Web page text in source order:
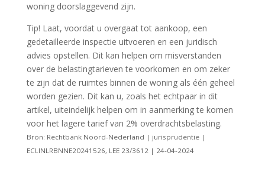
woning doorslaggevend zijn.
Tip! Laat, voordat u overgaat tot aankoop, een
gedetailleerde inspectie uitvoeren en een juridisch
advies opstellen. Dit kan helpen om misverstanden
over de belastingtarieven te voorkomen en om zeker
te zijn dat de ruimtes binnen de woning als één geheel
worden gezien. Dit kan u, zoals het echtpaar in dit
artikel, uiteindelijk helpen om in aanmerking te komen
voor het lagere tarief van 2% overdrachtsbelasting.
Bron: Rechtbank Noord-Nederland | jurisprudentie |
ECLINLRBNNE20241526, LEE 23/3612 | 24-04-2024